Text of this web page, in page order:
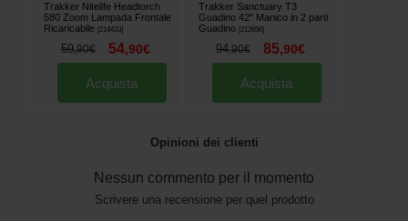
Trakker Nitelife Headtorch
580 Zoom Lampada Frontale
Ricaricabile [214433]
59,90€ 54,90€
Acquista
Trakker Sanctuary T3
Guadino 42" Manico in 2 parti
Guadino [212656]
94,90€ 85,90€
Acquista
Opinioni dei clienti
Nessun commento per il momento
Scrivere una recensione per quel prodotto